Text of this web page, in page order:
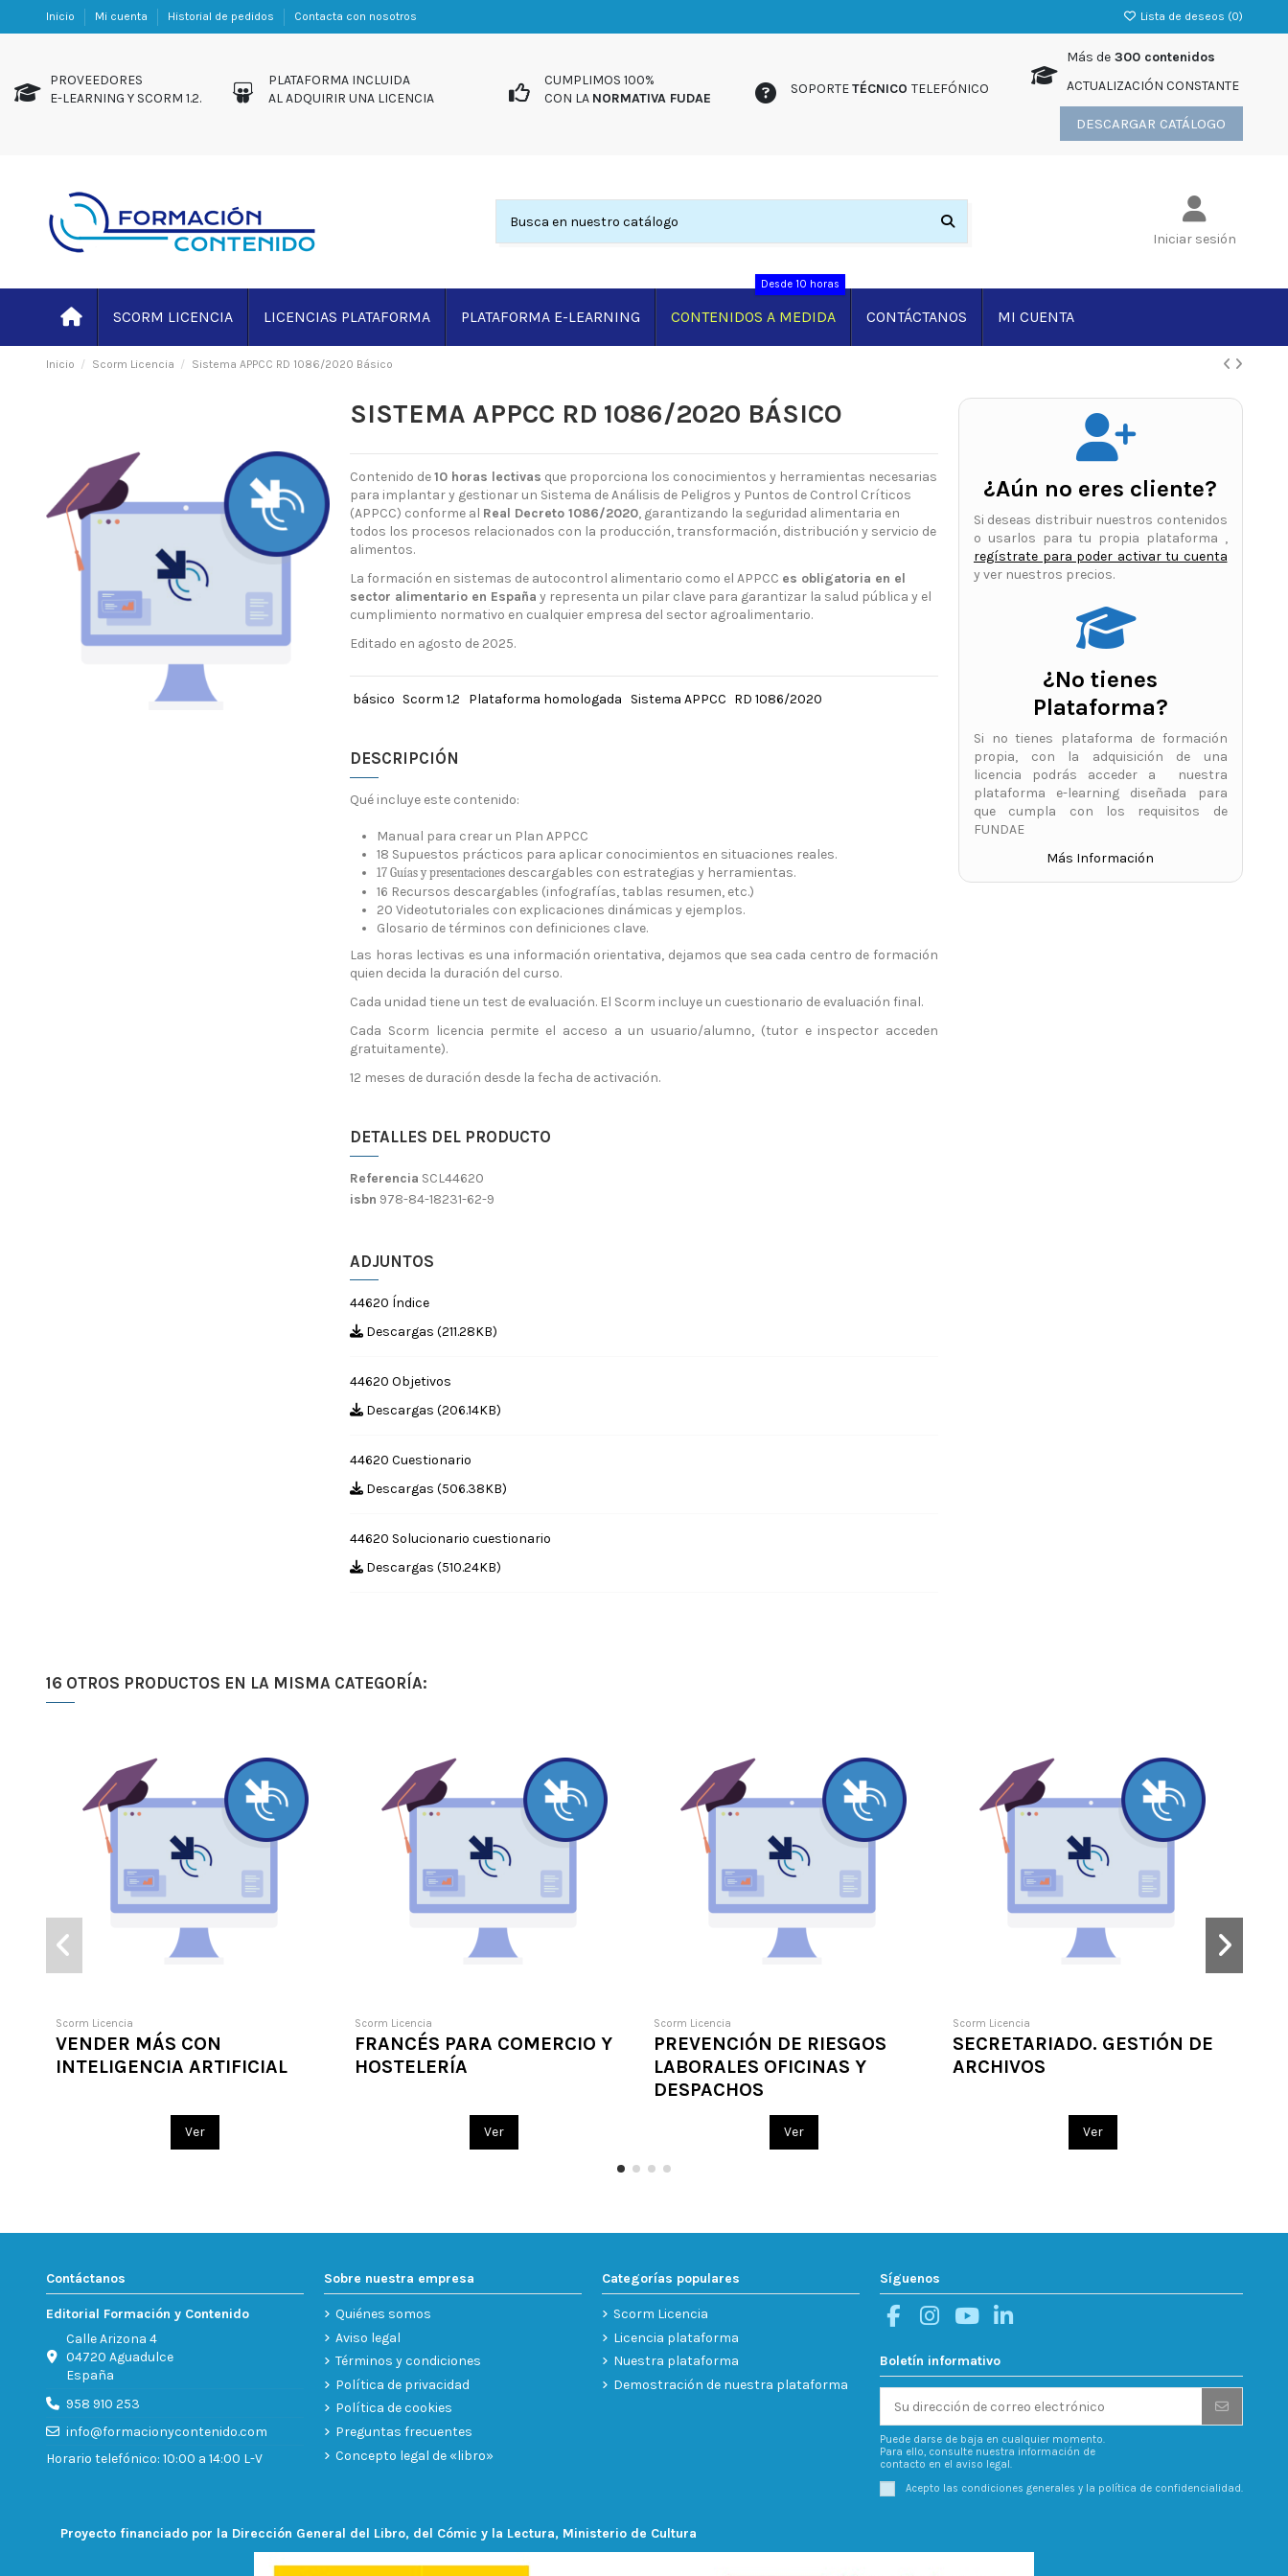
Inicio Mi cuenta Historial de pedidos Contacta con nosotros Lista de deseos (0)
PROVEEDORES
E-LEARNING Y SCORM 1.2.
PLATAFORMA INCLUIDA
AL ADQUIRIR UNA LICENCIA
CUMPLIMOS 100%
CON LA NORMATIVA FUDAE
SOPORTETÉCNICOTELEFÓNICO
Más de 300 contenidos
ACTUALIZACIÓN CONSTANTE
DESCARGAR CATÁLOGO
Iniciar sesión
SCORM LICENCIA LICENCIAS PLATAFORMA PLATAFORMA E-LEARNING CONTENIDOS A MEDIDA
Desde 10 horas
CONTÁCTANOS MI CUENTA
Inicio Scorm Licencia Sistema APPCC RD 1086/2020 Básico
SISTEMA APPCC RD 1086/2020 BÁSICO
Contenido de10 horas lectivas que proporciona los conocimientos y herramientas necesarias
para implantar y gestionar un Sistema de Análisis de Peligros y Puntos de Control Críticos
(APPCC) conforme al Real Decreto 1086/2020, garantizando la seguridad alimentaria en
todos los procesos relacionados con la producción, transformación, distribución y servicio de
alimentos.
La formación en sistemas de autocontrol alimentario como el APPCC es obligatoria en el
sector alimentario en España y representa un pilar clave para garantizar la salud pública y el
cumplimiento normativo en cualquier empresa del sector agroalimentario.
Editado en agosto de 2025.
básico Scorm 1.2 Plataforma homologada Sistema APPCC RD 1086/2020
DESCRIPCIÓN
Qué incluye este contenido:
Manual para crear un Plan APPCC
18 Supuestos prácticos para aplicar conocimientos en situaciones reales.
17 Guías y presentaciones descargables con estrategias y herramientas.
16 Recursos descargables (infografías, tablas resumen, etc.)
20 Videotutoriales con explicaciones dinámicas y ejemplos.
Glosario de términos con definiciones clave.
Las horas lectivas es una información orientativa, dejamos que sea cada centro de formación
quien decida la duración del curso.
Cada unidad tiene un test de evaluación. El Scorm incluye un cuestionario de evaluación final.
Cada Scorm licencia permite el acceso a un usuario/alumno, (tutor e inspector acceden
gratuitamente).
12 meses de duración desde la fecha de activación.
DETALLES DEL PRODUCTO
Referencia SCL44620
isbn 978-84-18231-62-9
ADJUNTOS
44620 Índice
Descargas (211.28KB)
44620 Objetivos
Descargas (206.14KB)
44620 Cuestionario
Descargas (506.38KB)
44620 Solucionario cuestionario
Descargas (510.24KB)
¿Aún no eres cliente?
Si deseas distribuir nuestros contenidos
o usarlos para tu propia plataforma ,
regístrate para poder activar tu cuenta
y ver nuestros precios.
¿No tienes
Plataforma?
Si no tienes plataforma de formación
propia, con la adquisición de una
licencia podrás acceder a nuestra
plataforma e-learning diseñada para
que cumpla con los requisitos de
FUNDAE
Más Información
16 OTROS PRODUCTOS EN LA MISMA CATEGORÍA:
Scorm Licencia
VENDER MÁS CON
INTELIGENCIA ARTIFICIAL
Ver
Scorm Licencia
FRANCÉS PARA COMERCIO Y
HOSTELERÍA
Ver
Scorm Licencia
PREVENCIÓN DE RIESGOS
LABORALES OFICINAS Y
DESPACHOS
Ver
Scorm Licencia
SECRETARIADO. GESTIÓN DE
ARCHIVOS
Ver
Contáctanos
Editorial Formación y Contenido
Calle Arizona 4
04720 Aguadulce
España
958 910 253
info@formacionycontenido.com
Horario telefónico: 10:00 a 14:00 L-V
Sobre nuestra empresa
Quiénes somos
Aviso legal
Términos y condiciones
Política de privacidad
Política de cookies
Preguntas frecuentes
Concepto legal de «libro»
Categorías populares
Scorm Licencia
Licencia plataforma
Nuestra plataforma
Demostración de nuestra plataforma
Síguenos
Boletín informativo
Puede darse de baja en cualquier momento.
Para ello, consulte nuestra información de
contacto en el aviso legal.
Acepto las condiciones generales y la política de confidencialidad.
Proyecto financiado por la Dirección General del Libro, del Cómic y la Lectura, Ministerio de Cultura